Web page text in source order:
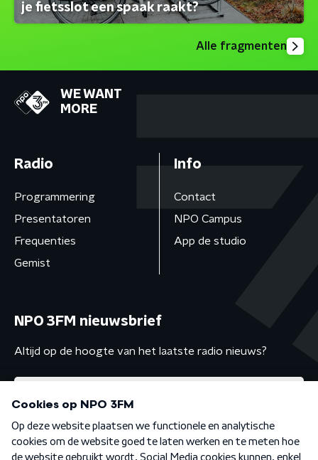
je fietsslot een spaak raakt?
Alle fragmenten
WE WANT
MORE
Radio
Programmering
Presentatoren
Frequenties
Gemist
Info
Contact
NPO Campus
App de studio
NPO 3FM nieuwsbrief
Altijd op de hoogte van het laatste radio nieuws?